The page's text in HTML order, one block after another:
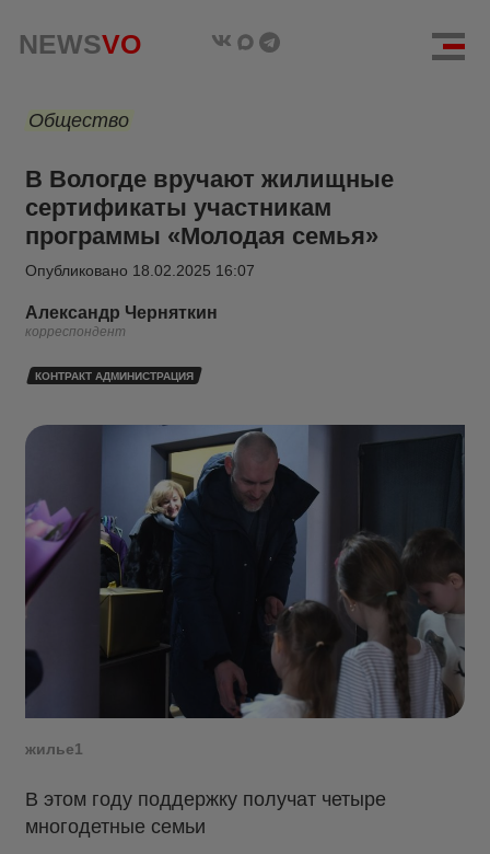
NEWSVO
Общество
В Вологде вручают жилищные
сертификаты участникам
программы «Молодая семья»
Опубликовано 18.02.2025 16:07
Александр Черняткин
корреспондент
КОНТРАКТ АДМИНИСТРАЦИЯ
жилье1
В этом году поддержку получат четыре
многодетные семьи